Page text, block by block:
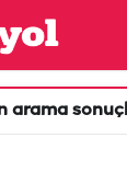
arama